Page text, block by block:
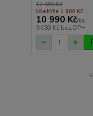
12 590 Kč
Ušetříte 1 600 Kč
10 990 Kč/ks
9 083 Kč bez DPH